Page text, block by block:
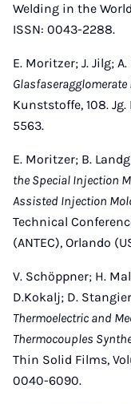
Welding in the
ISSN: 0043-2288.
E. Moritzer; J. Jilg;
Glasfaseragglomerate
Kunststoffe, 108. Jg.
5563.
E. Moritzer; B.
the Special Injection
Assisted Injection
Technical
(ANTEC), Orlando
V. Schöppner; H.
D.Kokalj; D.
Thermoelectric and
Thermocouples
Thin Solid Films,
0040-6090.